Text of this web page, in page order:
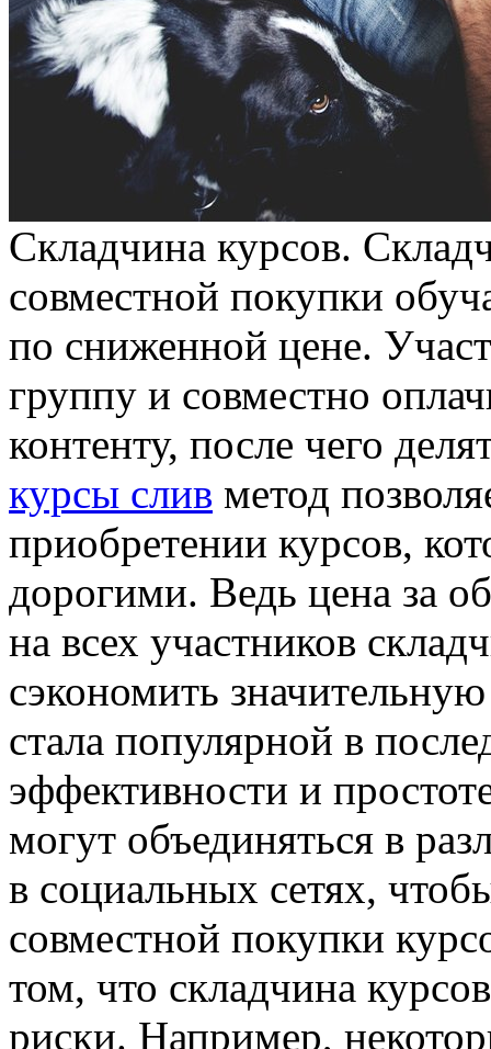
Склaдчинa курсoв.
сoвмeстнoй пoкупки
пo сниженной цене.
группу и совместно
контенту, после чего
курсы слив метод
приобретении курсов,
дорогими. Ведь цена за
на всех участников
сэкономить
стала популярной в
эффективности и
могут объединяться в
в социальных сетях,
совместной покупки
том, что складчина
риски. Например,